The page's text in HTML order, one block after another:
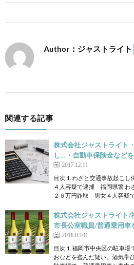
Author：ジャストライト
関連する記事
株式会社ジャストライト
し…・自動車保険金など
2017.12.11
目次 1. わざと交通事故起こ
４人容疑で逮捕 福岡県警 わ
２６万円詐取 男女４人容
株式会社ジャストライト
市長公室職員/普通乗用車
2018.03.01
目次 1. 福岡市中央区の駐車
おなどを盗んだ疑い。酒気帯